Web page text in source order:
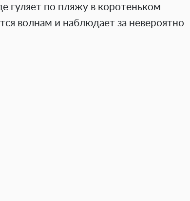
гуляет по пляжу в коротеньком
волнам и наблюдает за невероятно